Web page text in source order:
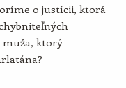
o justícii, ktorá
muža, ktorý